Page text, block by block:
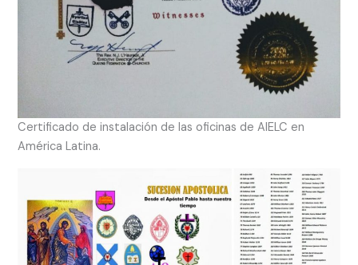
Certificado de instalación de las oficinas de AIELC en
América Latina.